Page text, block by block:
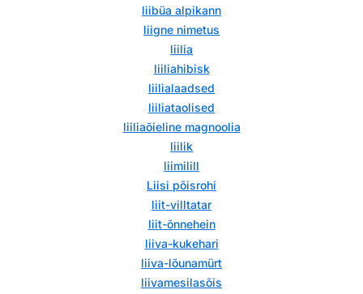
liibüa alpikann
liigne nimetus
liilia
liiliahibisk
liilialaadsed
liiliataolised
liiliaõieline magnoolia
liilik
liimilill
Liisi põisrohi
liit-villtatar
liit-õnnehein
liiva-kukehari
liiva-lõunamürt
liivamesilasõis